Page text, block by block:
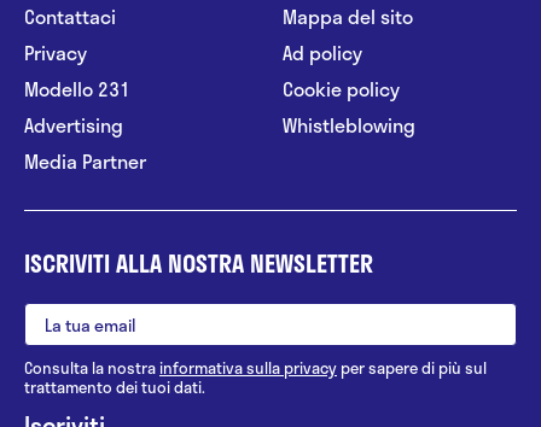
Contattaci
Privacy
Modello 231
Advertising
Media Partner
Mappa del sito
Ad policy
Cookie policy
Whistleblowing
ISCRIVITI ALLA NOSTRA NEWSLETTER
Consulta la nostrainformativa sulla privacy per sapere di più sul
trattamento dei tuoi dati.